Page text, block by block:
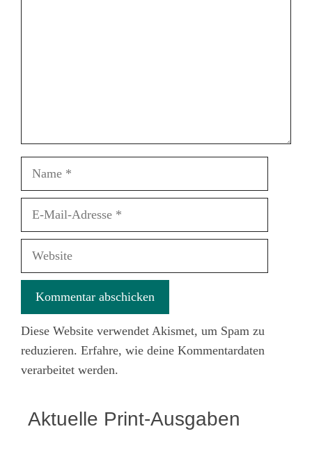
Name
Website
Diese Website verwendet Akismet, um Spam zu
reduzieren. Erfahre, wie deine Kommentardaten
verarbeitet werden.
Aktuelle Print-Ausgaben